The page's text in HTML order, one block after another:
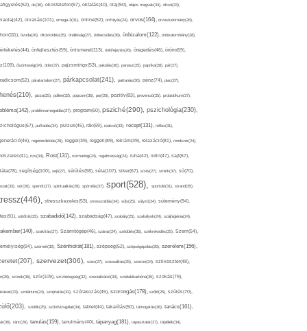
ok(36), okostelefon(57), oktatás(40), olaj(50), olajos magvak(34), olcsó(33),
olvasás(101), omega-3(31), online(52), orrfolyás(24), orvos(164), orvostudomány(26),
óvoda(26), öltözködés(35), önállóság(27), önbecsülés(36), önbizalom(122), önbizalomhiány(28),
önfejlesztés(59), önismeret(113), önkifejezés(26), öregedés(46), öröm(69),
őszinteség(34), ötlet(37), pajzsmirigy(53), pakolás(30), panasz(25), paprika(28), pár(27),
páratartalom(27), párkapcsolat(241), pattanás(30), pénz(74), piac(27),
pizza(25), pollen(32), popcorn(35), por(26), pozitív(83), prevenció(25), probiotikum(37),
problémamegoldás(27), program(60), psziché(290), pszichológia(230),
puffadás(34), pulzus(45), rák(69), reakció(33), recept(131), reflux(31),
regenerálódás(28), reggel(39), reggeli(89), reklám(39), relaxáció(81), rendszer(24),
rizs(34), Rost(131), rozmaring(24), rugalmasság(24), ruha(42), rutin(47), sajt(67),
segítség(100), sejt(27), sérülés(58), séta(107), siker(67), sírás(27), smink(37), só(70),
sör(26), spenót(27), spiritualitás(28), spórolás(37), sport(528), sportoló(31), strand(35),
stresszkezelés(53), stresszoldás(34), súly(25), súlyzó(24), sütemény(94),
sütőtök(25), szabadidő(142), szabadság(47), szabály(25), szabályok(24), szájhigiénia(24),
szakítás(27), Számítógép(46), száraz(24), szédülés(35), székrekedés(25), Szem(54),
szemét(32), Szénhidrát(181), szépség(52), szépségápolás(26), szerelem(156),
szervezet(306), szex(27), szexualitás(25), szezon(34), szilveszter(48),
színek(36), szív(109), szívbetegség(32), szocializáció(30), szódabikarbóna(35), szokás(79),
szolárium(24), szoptatás(33), szórakozás(45), szorongás(178), szőlő(25), szülés(70),
szülők(25), szűrővizsgálat(34), tablet(44), takarítás(50), támogatás(36), tanács(161),
tánc(26), tanulás(159), tanulmány(40), tápanyag(181), tapasztalat(27), táplálék(34),